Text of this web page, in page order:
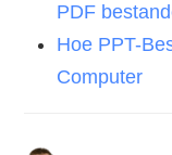
PDF
Hoe PPT-
Computer